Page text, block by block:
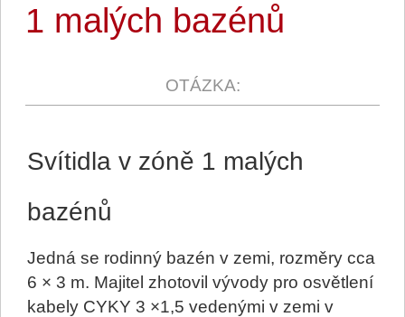
1 malých bazénů
Svítidla v zóně 1 malých
bazénů
Jedná se rodinný bazén v zemi, rozměry cca
6 × 3 m. Majitel zhotovil vývody pro osvětlení
kabely CYKY 3 ×1,5 vedenými v zemi v